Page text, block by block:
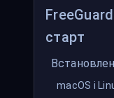
старт
macOS і